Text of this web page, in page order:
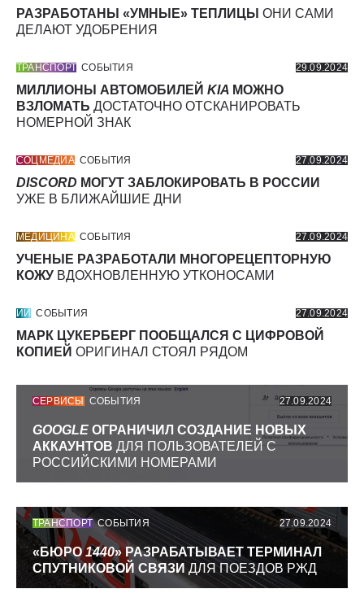
РАЗРАБОТАНЫ «УМНЫЕ» ТЕПЛИЦЫ ОНИ САМИ
ДЕЛАЮТ УДОБРЕНИЯ
ТРАНСПОРТ СОБЫТИЯ 29.09.2024
МИЛЛИОНЫ АВТОМОБИЛЕЙ KIA МОЖНО
ВЗЛОМАТЬ ДОСТАТОЧНО ОТСКАНИРОВАТЬ
НОМЕРНОЙ ЗНАК
СОЦМЕДИА СОБЫТИЯ 27.09.2024
DISCORD МОГУТ ЗАБЛОКИРОВАТЬ В РОССИИ
УЖЕ В БЛИЖАЙШИЕ ДНИ
МЕДИЦИНА СОБЫТИЯ 27.09.2024
УЧЕНЫЕ РАЗРАБОТАЛИ МНОГОРЕЦЕПТОРНУЮ
КОЖУ ВДОХНОВЛЕННУЮ УТКОНОСАМИ
ИИ СОБЫТИЯ 27.09.2024
МАРК ЦУКЕРБЕРГ ПООБЩАЛСЯ С ЦИФРОВОЙ
КОПИЕЙ ОРИГИНАЛ СТОЯЛ РЯДОМ
СЕРВИСЫ СОБЫТИЯ 27.09.2024
GOOGLE ОГРАНИЧИЛ СОЗДАНИЕ НОВЫХ
АККАУНТОВ ДЛЯ ПОЛЬЗОВАТЕЛЕЙ С
РОССИЙСКИМИ НОМЕРАМИ
ТРАНСПОРТ СОБЫТИЯ 27.09.2024
«БЮРО1440» РАЗРАБАТЫВАЕТ ТЕРМИНАЛ
СПУТНИКОВОЙ СВЯЗИ ДЛЯ ПОЕЗДОВ РЖД